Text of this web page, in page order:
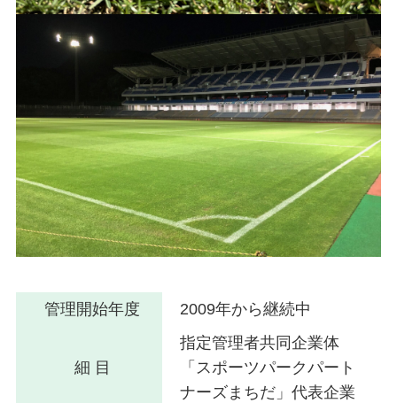
管理開始年度 2009年から継続中
細 目
指定管理者共同企業体
「スポーツパークパート
ナーズまちだ」代表企業